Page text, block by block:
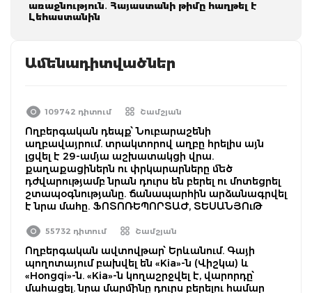
առաջնություն․ Հայաստանի թիմը հաղթել է
Լեհաստանին
Ամենադիտվածներ
109742 դիտում Շամշյան
Ողբերգական դեպք՝ Նուբարաշենի
աղբավայրում. տրակտորով աղբը հրելիս այն
լցվել է 29-ամյա աշխատակցի վրա.
քաղաքացիներն ու փրկարարները մեծ
դժվարությամբ նրան դուրս են բերել ու մոտեցրել
շտապօգնությանը. ճանապարհին արձանագրվել
է նրա մահը. ՖՈՏՈՌԵՊՈՐՏԱԺ, ՏԵՍԱՆՅՈւԹ
55732 դիտում Շամշյան
Ողբերգական ավտովթար՝ Երևանում. Գայի
պողոտայում բախվել են «Kia»-ն (Վիշկա) և
«Hongqi»-ն. «Kia»-ն կողաշրջվել է, վարորդը՝
մահացել. նրա մարմինը դուրս բերելու համար